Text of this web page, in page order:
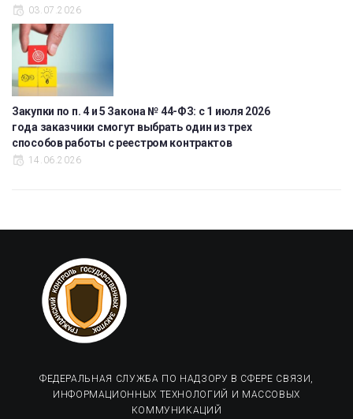
03.07.2026
Закупки по п. 4 и 5 Закона № 44-ФЗ: с 1 июля 2026
года заказчики смогут выбрать один из трех
способов работы с реестром контрактов
14.06.2026
ФЕДЕРАЛЬНАЯ СЛУЖБА ПО НАДЗОРУ В СФЕРЕ СВЯЗИ,
ИНФОРМАЦИОННЫХ ТЕХНОЛОГИЙ И МАССОВЫХ
КОММУНИКАЦИЙ